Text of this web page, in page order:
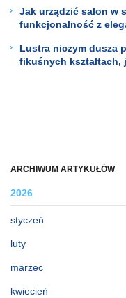
ARCHIWUM ARTYKUŁÓW
2026
styczeń
luty
marzec
kwiecień
Jak urządzić salon w
funkcjonalność z
Lustra niczym dusza
fikuśnych kształtach,